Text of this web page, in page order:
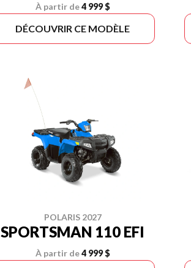
À partir de4 999 $
DÉCOUVRIR CE MODÈLE
POLARIS 2027
SPORTSMAN 110 EFI
À partir de4 999 $